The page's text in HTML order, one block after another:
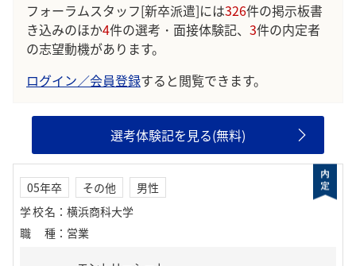
フォーラムスタッフ[新卒派遣]には326件の掲示板書
き込みのほか4件の選考・面接体験記、 3件の内定者
の志望動機があります。
ログイン／会員登録すると閲覧できます。
選考体験記を見る(無料)
05年卒 その他
男性
学校名 ： 横浜商科大学
職種 ： 営業